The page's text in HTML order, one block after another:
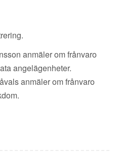
anmäler om frånvaro
angelägenheter.
anmäler om frånvaro